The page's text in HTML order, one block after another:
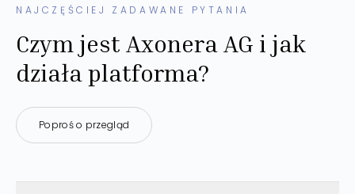
NAJCZĘŚCIEJ ZADAWANE PYTANIA
Czym jest Axonera AG i jak
działa platforma?
Poproś o przegląd